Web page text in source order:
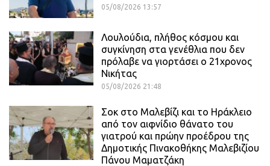
05/08/2026 13:57
Λουλούδια, πλήθος κόσμου και
συγκίνηση στα γενέθλια που δεν
πρόλαβε να γιορτάσει ο 21χρονος
Νικήτας
05/08/2026 21:48
Σοκ στο Μαλεβίζι και το Ηράκλειο
από τον αιφνίδιο θάνατο του
γιατρού και πρώην προέδρου της
Δημοτικής Πινακοθήκης Μαλεβιζίου
Πάνου Μαματζάκη